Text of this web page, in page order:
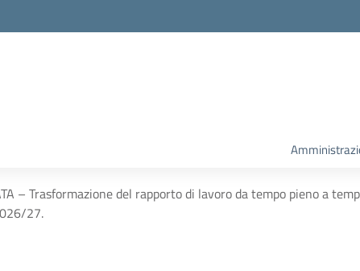
– Trasformazione del rapporto di lavoro da tempo pieno a
27.